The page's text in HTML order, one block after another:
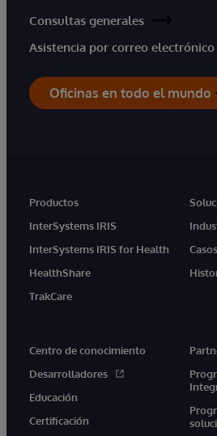
Consultas generales
Asistencia por correo electrónico
Oficinas en todo el mundo
Productos
InterSystems IRIS
InterSystems IRIS for Health
HealthShare
TrakCare
Centro de conocimiento
Desarrolladores
Educación
Certificación